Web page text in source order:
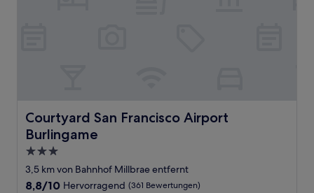
Courtyard San Francisco Airport
Burlingame
Courtyard San Francisco Airport Burlingame
3.0-
Sterne-
Unterkunft
3,5 km von Bahnhof Millbrae entfernt
8.8
8,8/10 Hervorragend (361 Bewertungen)